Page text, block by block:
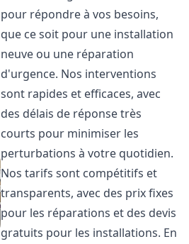
pour répondre à vos besoins,
que ce soit pour une installation
neuve ou une réparation
d'urgence. Nos interventions
sont rapides et efficaces, avec
des délais de réponse très
courts pour minimiser les
perturbations à votre quotidien.
Nos tarifs sont compétitifs et
transparents, avec des prix fixes
pour les réparations et des devis
gratuits pour les installations. En